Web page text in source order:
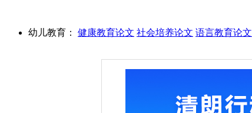
幼儿教育： 健康教育论文 社会培养论文 语言教育论文